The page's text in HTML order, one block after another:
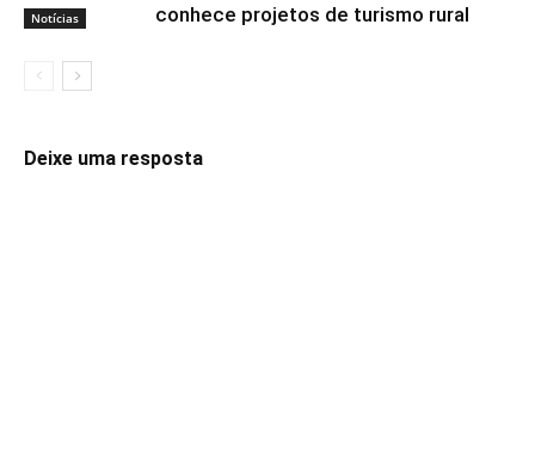
Notícias
conhece projetos de turismo rural
Deixe uma resposta